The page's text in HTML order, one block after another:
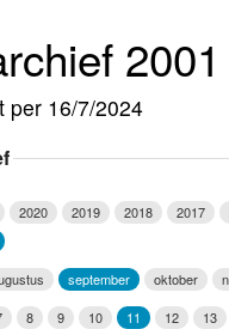
Maandag
Vrijdag
Kabelkrant2001
per 16/7/2024
2020 2019 2018 2017
september oktober
8 9 10 11 12 13